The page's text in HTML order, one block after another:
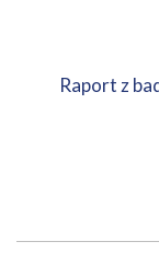
Raport z